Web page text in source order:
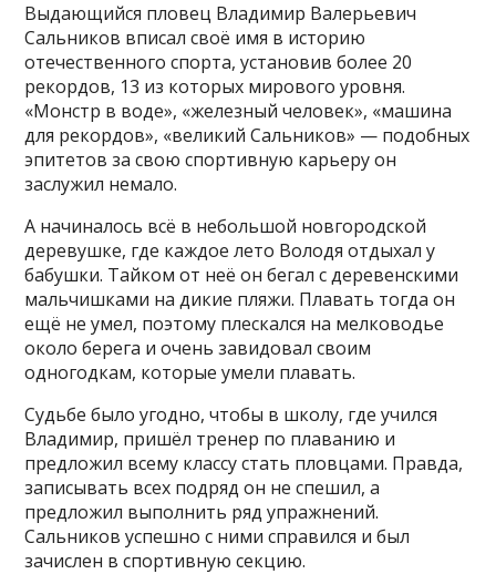
Выдающийся пловец Владимир Валерьевич
Сальников вписал своё имя в историю
отечественного спорта, установив более 20
рекордов, 13 из которых мирового уровня.
«Монстр в воде», «железный человек», «машина
для рекордов», «великий Сальников» — подобных
эпитетов за свою спортивную карьеру он
заслужил немало.
А начиналось всё в небольшой новгородской
деревушке, где каждое лето Володя отдыхал у
бабушки. Тайком от неё он бегал с деревенскими
мальчишками на дикие пляжи. Плавать тогда он
ещё не умел, поэтому плескался на мелководье
около берега и очень завидовал своим
одногодкам, которые умели плавать.
Судьбе было угодно, чтобы в школу, где учился
Владимир, пришёл тренер по плаванию и
предложил всему классу стать пловцами. Правда,
записывать всех подряд он не спешил, а
предложил выполнить ряд упражнений.
Сальников успешно с ними справился и был
зачислен в спортивную секцию.